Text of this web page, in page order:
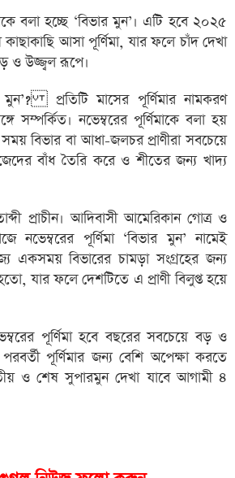
বলা হচ্ছে ‘বিভার মুন’। এটি হবে ২০২৫
আসা পূর্ণিমা, যার ফলে চাঁদ দেখা
ও উজ্জ্বল রূপে।
প্রতিটি মাসের পূর্ণিমার নামকরণ
সম্পর্কিত। নভেম্বরের পূর্ণিমাকে বলা হয়
বিভার বা আধা-জলচর প্রাণীরা সবচেয়ে
বাঁধ তৈরি করে ও শীতের জন্য খাদ্য
প্রাচীন। আদিবাসী আমেরিকান গোত্র ও
নভেম্বরের পূর্ণিমা ‘বিভার মুন’ নামেই
একসময় বিভারের চামড়া সংগ্রহের জন্য
যার ফলে দেশটিতে এ প্রাণী বিলুপ্ত হয়ে
পূর্ণিমা হবে বছরের সবচেয়ে বড় ও
পূর্ণিমার জন্য বেশি অপেক্ষা করতে
ও শেষ সুপারমুন দেখা যাবে আগামী ৪